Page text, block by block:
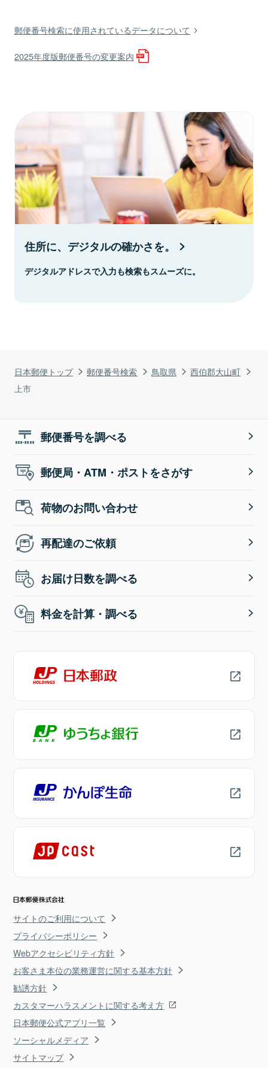
日本郵便トップ 郵便番号検索 鳥取県
西伯郡大山町
上市
郵便番号検索に使用されているデータについて
2025年度版郵便番号の変更案内
住所に、デジタルの確かさを。
デジタルアドレスで入力も検索もスムーズに。
郵便番号を調べる
郵便局・ATM・ポストをさがす
荷物のお問い合わせ
再配達のご依頼
お届け日数を調べる
料金を計算・調べる
サイトのご利用について
プライバシーポリシー
Webアクセシビリティ方針
お客さま本位の業務運営に関する基本方針
勧誘方針
カスタマーハラスメントに関する考え方
日本郵便公式アプリ一覧
ソーシャルメディア
サイトマップ